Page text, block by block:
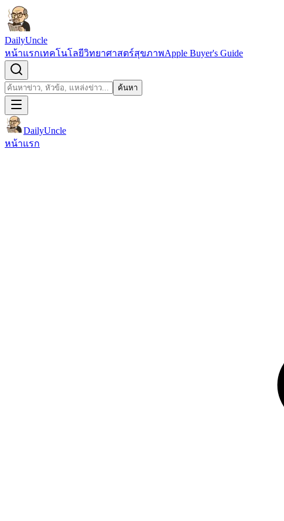
ข้ามไปยังเนื้อหา
DailyUncle
หน้าแรกเทคโนโลยีวิทยาศาสตร์สุขภาพApple Buyer's Guide
ค้นหา ค้นหา
DailyUncle
หน้าแรก